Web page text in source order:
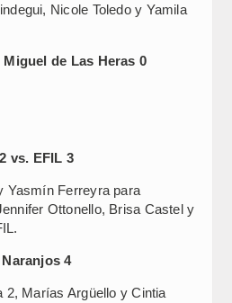
Nicole Toledo y Yamila
de Las Heras 0
vs. EFIL 3
Yasmín Ferreyra para
Ottonello, Brisa Castel y
4
2, Marías Argüello y Cintia